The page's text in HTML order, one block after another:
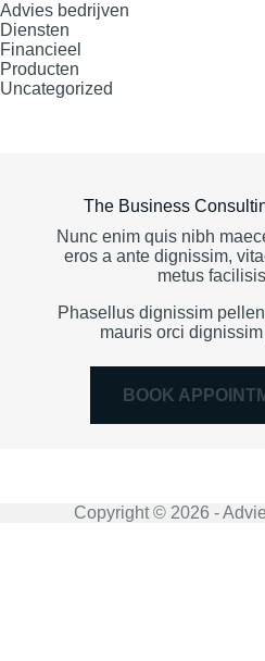
Advies bedrijven
Diensten
Financieel
Producten
Uncategorized
The Business
Nunc enim quis nibh
eros a ante dignissim,
metus
Phasellus dignissim
mauris orci
BOOK
Copyright © 2026 -